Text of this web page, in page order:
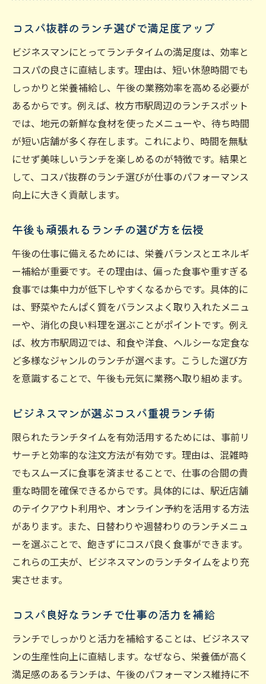
コスパ抜群のランチ選びで満足度アップ
ビジネスマンにとってランチタイムの満足度は、効率と
コスパの良さに直結します。理由は、短い休憩時間でも
しっかりと栄養補給し、午後の業務効率を高める必要が
あるからです。例えば、枚方市駅周辺のランチスポット
では、地元の新鮮な食材を使ったメニューや、待ち時間
が短い店舗が多く存在します。これにより、時間を無駄
にせず美味しいランチを楽しめるのが特徴です。結果と
して、コスパ抜群のランチ選びが仕事のパフォーマンス
向上に大きく貢献します。
午後も頑張れるランチの選び方を伝授
午後の仕事に備えるためには、栄養バランスとエネルギ
ー補給が重要です。その理由は、偏った食事や重すぎる
食事では集中力が低下しやすくなるからです。具体的に
は、野菜やたんぱく質をバランスよく取り入れたメニュ
ーや、消化の良い料理を選ぶことがポイントです。例え
ば、枚方市駅周辺では、和食や洋食、ヘルシーな定食な
ど多様なジャンルのランチが選べます。こうした選び方
を意識することで、午後も元気に業務へ取り組めます。
ビジネスマンが選ぶコスパ重視ランチ術
限られたランチタイムを有効活用するためには、事前リ
サーチと効率的な注文方法が有効です。理由は、混雑時
でもスムーズに食事を済ませることで、仕事の合間の貴
重な時間を確保できるからです。具体的には、駅近店舗
のテイクアウト利用や、オンライン予約を活用する方法
があります。また、日替わりや週替わりのランチメニュ
ーを選ぶことで、飽きずにコスパ良く食事ができます。
これらの工夫が、ビジネスマンのランチタイムをより充
実させます。
コスパ良好なランチで仕事の活力を補給
ランチでしっかりと活力を補給することは、ビジネスマ
ンの生産性向上に直結します。なぜなら、栄養価が高く
満足感のあるランチは、午後のパフォーマンス維持に不